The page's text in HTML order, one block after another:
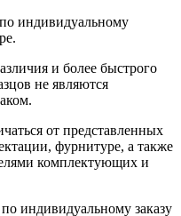
индивидуальному
и более быстрого
не являются
от представленных
фурнитуре, а также
комплектующих и
индивидуальному заказу